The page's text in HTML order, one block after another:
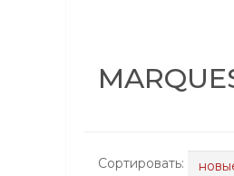
Сортировать: